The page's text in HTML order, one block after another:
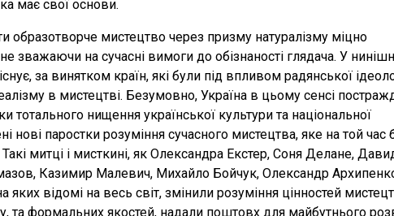
має свої основи.
образотворче мистецтво через призму натуралізму міцно
зважаючи на сучасні вимоги до обізнаності глядача. У
за винятком країн, які були під впливом радянської
в мистецтві. Безумовно, Україна в цьому сенсі
тотального нищення української культури та національної
нові паростки розуміння сучасного мистецтва, яке на той час
митці і мисткині, як Олександра Екстер, Соня Делане,
Казимир Малевич, Михайло Бойчук, Олександр
яких відомі на весь світ, змінили розуміння цінностей
та формальних якостей, надали поштовх для майбутнього